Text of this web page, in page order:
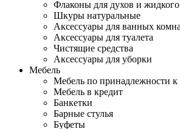
Флаконы для духов и
Шкуры натуральные
Аксессуары для ванных
Аксессуары для туалета
Чистящие средства
Аксессуары для уборки
Мебель
Мебель по принадлежности к
Мебель в кредит
Банкетки
Барные стулья
Буфеты